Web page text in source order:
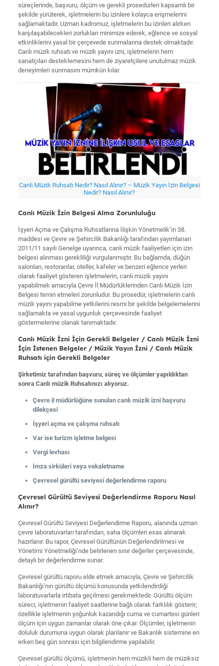
süreçlerinde, başvuru, ölçüm ve gerekli prosedürleri kapsamlı bir
şekilde yürüterek, işletmelerin bu izinlere kolayca erişmelerini
sağlamaktadır. Uzman kadromuz, işletmelerin bu izinleri alırken
karşılaşabilecekleri zorlukları minimize ederek, eğlence ve sosyal
etkinliklerini yasal bir çerçevede sunmalarına destek olmaktadır.
Canlı müzik ruhsatı ve müzik yayını izni, işletmelerin hem
sanatçıları desteklemesini hem de ziyaretçilere unutulmaz müzik
deneyimleri sunmasını mümkün kılar.
Canlı Müzik Ruhsatı Nedir? Nasıl Alınır? – Müzik Yayın İzin Belgesi
Nedir? Nasıl Alınır?
Canlı Müzik İzin Belgesi Alma Zorunluluğu
İşyeri Açma ve Çalışma Ruhsatlarına İlişkin Yönetmelik’in 38.
maddesi ve Çevre ve Şehircilik Bakanlığı tarafından yayımlanan
2011/11 sayılı Genelge uyarınca, canlı müzik faaliyetleri için izin
belgesi alınması gerekliliği vurgulanmıştır. Bu bağlamda, düğün
salonları, restoranlar, oteller, kafeler ve benzeri eğlence yerleri
olarak faaliyet gösteren işletmelerin, canlı müzik yayını
yapabilmek amacıyla Çevre İl Müdürlüklerinden Canlı Müzik İzin
Belgesi temin etmeleri zorunludur. Bu prosedür, işletmelerin canlı
müzik yayını yapabilme yetkilerini resmi bir şekilde belgelemelerini
sağlamakta ve yasal uygunluk çerçevesinde faaliyet
göstermelerine olanak tanımaktadır.
Canlı Müzik İzni İçin Gerekli Belgeler / Canlı Müzik İzni
İçin İstenen Belgeler / Müzik Yayın İzni / Canlı Müzik
Ruhsatı için Gerekli Belgeler
Şirketimiz tarafından başvuru, süreç ve ölçümler yapıldıktan
sonra Canlı müzik Ruhsatınızı alıyoruz.
Çevre il müdürlüğüne sunulan canlı müzik izni başvuru
dilekçesi
İşyeri açma ve çalışma ruhsatı
Var ise turizm işletme belgesi
Vergi levhası
İmza sirküleri veya vekaletname
Çevresel gürültü seviyesi değerlendirme raporu
Çevresel Gürültü Seviyesi Değerlendirme Raporu Nasıl
Alınır?
Çevresel Gürültü Seviyesi Değerlendirme Raporu, alanında uzman
çevre laboratuvarları tarafından, saha ölçümleri esas alınarak
hazırlanır. Bu rapor, Çevresel Gürültünün Değerlendirilmesi ve
Yönetimi Yönetmeliği’nde belirlenen sınır değerler çerçevesinde,
detaylı bir değerlendirme sunar.
Çevresel gürültü raporu elde etmek amacıyla, Çevre ve Şehircilik
Bakanlığı’nın gürültü ölçümü konusunda yetkilendirdiği
laboratuvarlarla irtibata geçilmesi gerekmektedir. Gürültü ölçüm
süreci, işletmenin faaliyet saatlerine bağlı olarak farklılık gösterir;
özellikle işletmenin yoğunluk kazandığı cuma ve cumartesi günleri
ölçüm için uygun zamanlar olarak öne çıkar. Ölçümler, işletmenin
doluluk durumuna uygun olarak planlanır ve Bakanlık sistemine en
erken beş gün sonrası için bilgilendirme yapılabilir.
Çevresel gürültü ölçümü, işletmenin hem müzikli hem de müziksiz